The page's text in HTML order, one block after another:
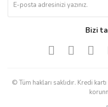
Bizi
© Tüm hakları saklıdır. Kredi